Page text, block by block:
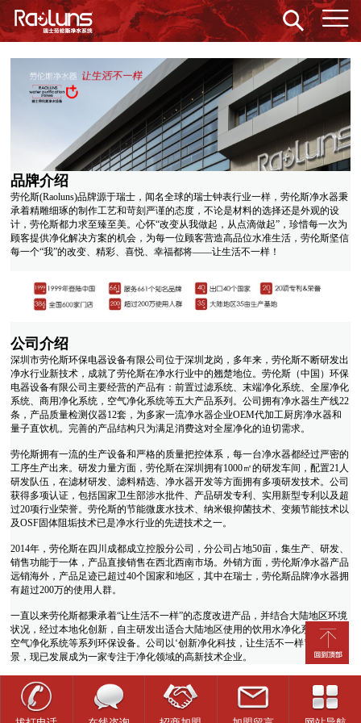
品牌介绍
劳伦斯(Raoluns)品牌源于瑞士，闻名全球的瑞士钟表行业一样，劳伦斯净水器秉
承着精雕细琢的制作工艺和苛刻严谨的态度，不论是材料的选择还是外观的设
计，劳伦斯都力求至臻至美。心怀“改变从我做起，从点滴做起”，珍惜每一次为
顾客提供净化解决方案的机会，为每一位顾客营造高品位水准生活，劳伦斯坚信
每一个“我”的改变、精彩、喜悦、幸福都将——让生活不一样！
公司介绍
深圳市劳伦斯环保电器设备有限公司位于深圳龙岗，多年来，劳伦斯不断研发出
净水行业新技术，成就了劳伦斯在净水行业中的翘楚地位。劳伦斯（中国）环保
电器设备有限公司主要经营的产品有：前置过滤系统、末端净化系统、全屋净化
系统、商用净化系统，空气净化系统等五大产品系列。公司拥有净水器生产线22
条，产品质量检测仪器12套，为多家一流净水器企业OEM代加工厨房净水器和
量子直饮机。完善的产品结构只为满足消费这对全屋净化的迫切需求。
劳伦斯拥有一流的生产设备和严格的质量把控体系，每一台净水器都经过严密的
工序生产出来。研发力量方面，劳伦斯在深圳拥有1000㎡的研发车间，配置21人
研发队伍，在滤材研发、滤料精选、净水器开发等方面拥有多项研发技术。公司
获得多项认证，包括国家卫生部涉水批件、产品研发专利、实用新型专利以及超
过20项行业荣誉。劳伦斯的节能微废水技术、纳米银抑菌技术、变频节能技术以
及OSF固体阻垢技术已是净水行业的先进技术之一。
2014年，劳伦斯在四川成都成立控股分公司，分公司占地50亩，集生产、研发、
销售功能于一体，产品直接销售在西北西南市场。外销方面，劳伦斯净水器产品
远销海外，产品足迹已超过40个国家和地区，其中在瑞士，劳伦斯品牌净水器拥
有超过200万的使用人群。
一直以来劳伦斯都秉承着“让生活不一样”的态度改进产品，并结合大陆地区环境
状况，经过本地化创新，自主研发出适合大陆地区使用的饮用水净化系统、室内
空气净化系统等系列环保设备。公司以‘创新净化科技，让生活不一样’为企业愿
景，现已发展成为一家专注于净化领域的高新技术企业。